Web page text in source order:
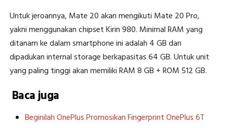
Untuk jeroannya, Mate 20 akan mengikuti Mate 20 Pro,
yakni menggunakan chipset Kirin 980. Minimal RAM yang
ditanam ke dalam smartphone ini adalah 4 GB dan
dipadukan internal storage berkapasitas 64 GB. Untuk unit
yang paling tinggi akan memiliki RAM 8 GB + ROM 512 GB.
Baca juga
Beginilah OnePlus Promosikan Fingerprint OnePlus 6T